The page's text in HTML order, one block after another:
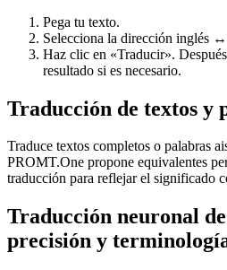
Pega tu texto.
Selecciona la dirección inglés
Haz clic en «Traducir».
resultado si es necesario.
Traducción de textos y
Traduce textos completos o palabras
PROMT.One propone equivalentes
traducción para reflejar el significado
Traducción neuronal
precisión y